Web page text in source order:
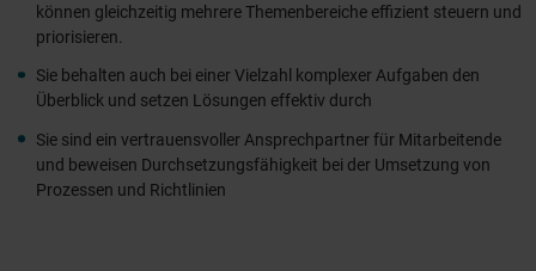
können gleichzeitig mehrere Themenbereiche effizient steuern und
priorisieren.
Sie behalten auch bei einer Vielzahl komplexer Aufgaben den
Überblick und setzen Lösungen effektiv durch
Sie sind ein vertrauensvoller Ansprechpartner für Mitarbeitende
und beweisen Durchsetzungsfähigkeit bei der Umsetzung von
Prozessen und Richtlinien